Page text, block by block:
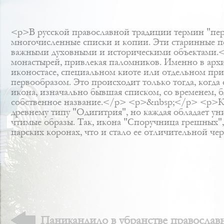
<p>В русской православной традиции термин
многочисленные списки и копии. Эти старинные
важными духовными и историческими
монастырей, привлекая паломников. Именно в
иконостасе, специальном киоте или отдельном
первообразом. Это происходит только тогда,
икона, изначально бывшая списком, со временем,
собственное название.</p> <p>&nbsp;</p>
древнему типу "Одигитрия", но каждая обладает
чтимые образы. Так, икона "Споручница
царских коронах, что и стало ее отличительной
Паникандило в убранстве